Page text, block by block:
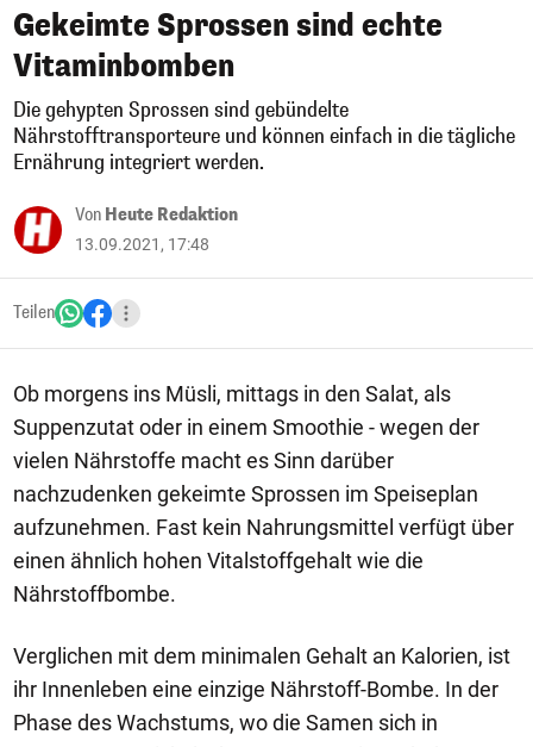
Gekeimte Sprossen sind echte
Vitaminbomben
Die gehypten Sprossen sind gebündelte
Nährstofftransporteure und können einfach in die tägliche
Ernährung integriert werden.
Von Heute Redaktion
13.09.2021, 17:48
Teilen
Ob morgens ins Müsli, mittags in den Salat, als
Suppenzutat oder in einem Smoothie - wegen der
vielen Nährstoffe macht es Sinn darüber
nachzudenken gekeimte Sprossen im Speiseplan
aufzunehmen. Fast kein Nahrungsmittel verfügt über
einen ähnlich hohen Vitalstoffgehalt wie die
Nährstoffbombe.
Verglichen mit dem minimalen Gehalt an Kalorien, ist
ihr Innenleben eine einzige Nährstoff-Bombe. In der
Phase des Wachstums, wo die Samen sich in